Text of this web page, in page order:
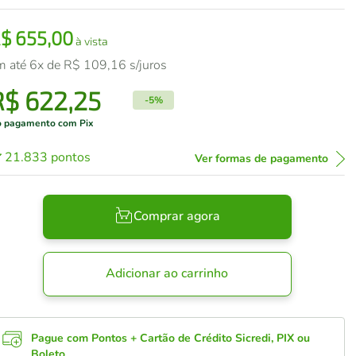
655,00à vista
até 6x de R$ 109,16 s/juros
622,25 -5%
pagamento com Pix
21.833 pontos Ver formas de pagamento
Comprar agora
Adicionar ao carrinho
Pague com Pontos + Cartão de Crédito Sicredi, PIX ou